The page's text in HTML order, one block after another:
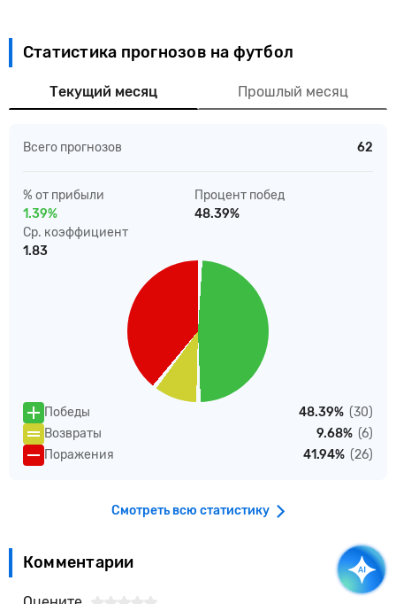
Статистика прогнозов на футбол
Текущий месяц Прошлый месяц
Всего прогнозов 62
% от прибыли
1.39%
Процент побед
48.39%
Ср. коэффициент
1.83
Победы 48.39% (30)
Возвраты
9.68% (6)
Поражения
41.94% (26)
Смотреть всю статистику
Комментарии